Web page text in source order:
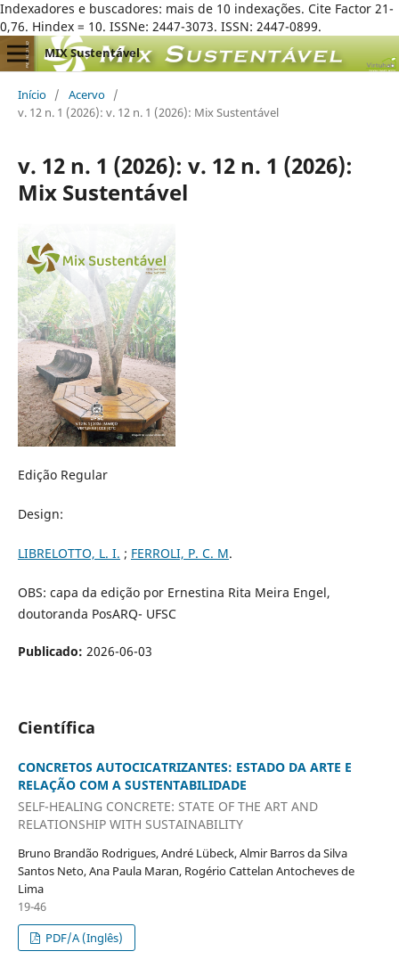
Indexadores e buscadores: mais de 10 indexações. Cite Factor 21-
0,76. Hindex = 10. ISSNe: 2447-3073. ISSN: 2447-0899.
MIX Sustentável
Início / Acervo /
v. 12 n. 1 (2026): v. 12 n. 1 (2026): Mix Sustentável
v. 12 n. 1 (2026): v. 12 n. 1 (2026):
Mix Sustentável
Edição Regular
Design:
LIBRELOTTO, L. I. ; FERROLI, P. C. M.
OBS: capa da edição por Ernestina Rita Meira Engel,
doutoranda PosARQ- UFSC
Publicado: 2026-06-03
Científica
CONCRETOS AUTOCICATRIZANTES: ESTADO DA ARTE E
RELAÇÃO COM A SUSTENTABILIDADE
SELF-HEALING CONCRETE: STATE OF THE ART AND
RELATIONSHIP WITH SUSTAINABILITY
Bruno Brandão Rodrigues, André Lübeck, Almir Barros da Silva
Santos Neto, Ana Paula Maran, Rogério Cattelan Antocheves de
Lima
19-46
PDF/A (Inglês)